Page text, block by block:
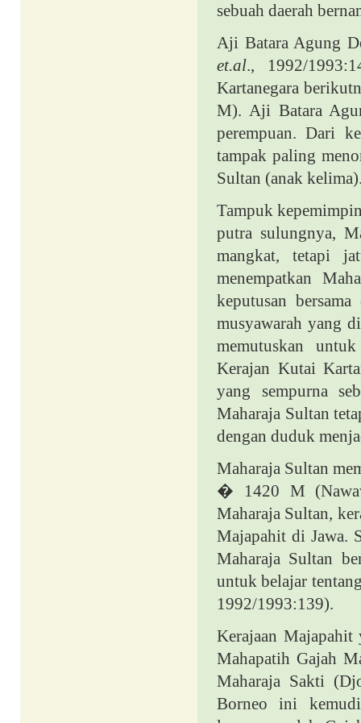
sebuah daerah
Aji Batara Agung
et.al., 1992/
Kartanegara
M). Aji Batara
perempuan. Dari
tampak paling
Sultan (anak
Tampuk
putra sulungnya,
mangkat, tetapi
menempatkan
keputusan
musyawarah yang
memutuskan
Kerajan Kutai
yang sempurna
Maharaja Sultan
dengan duduk
Maharaja Sultan
� 1420 M
Maharaja Sultan,
Majapahit di Jawa.
Maharaja Sultan
untuk belajar
1992/1993:139).
Kerajaan
Mahapatih Gajah
Maharaja Sakti
Borneo ini